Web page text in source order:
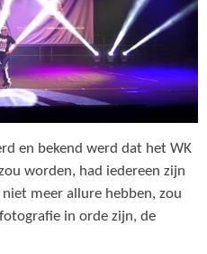
en bekend werd dat het WK
worden, had iedereen zijn
meer allure hebben, zou
in orde zijn, de